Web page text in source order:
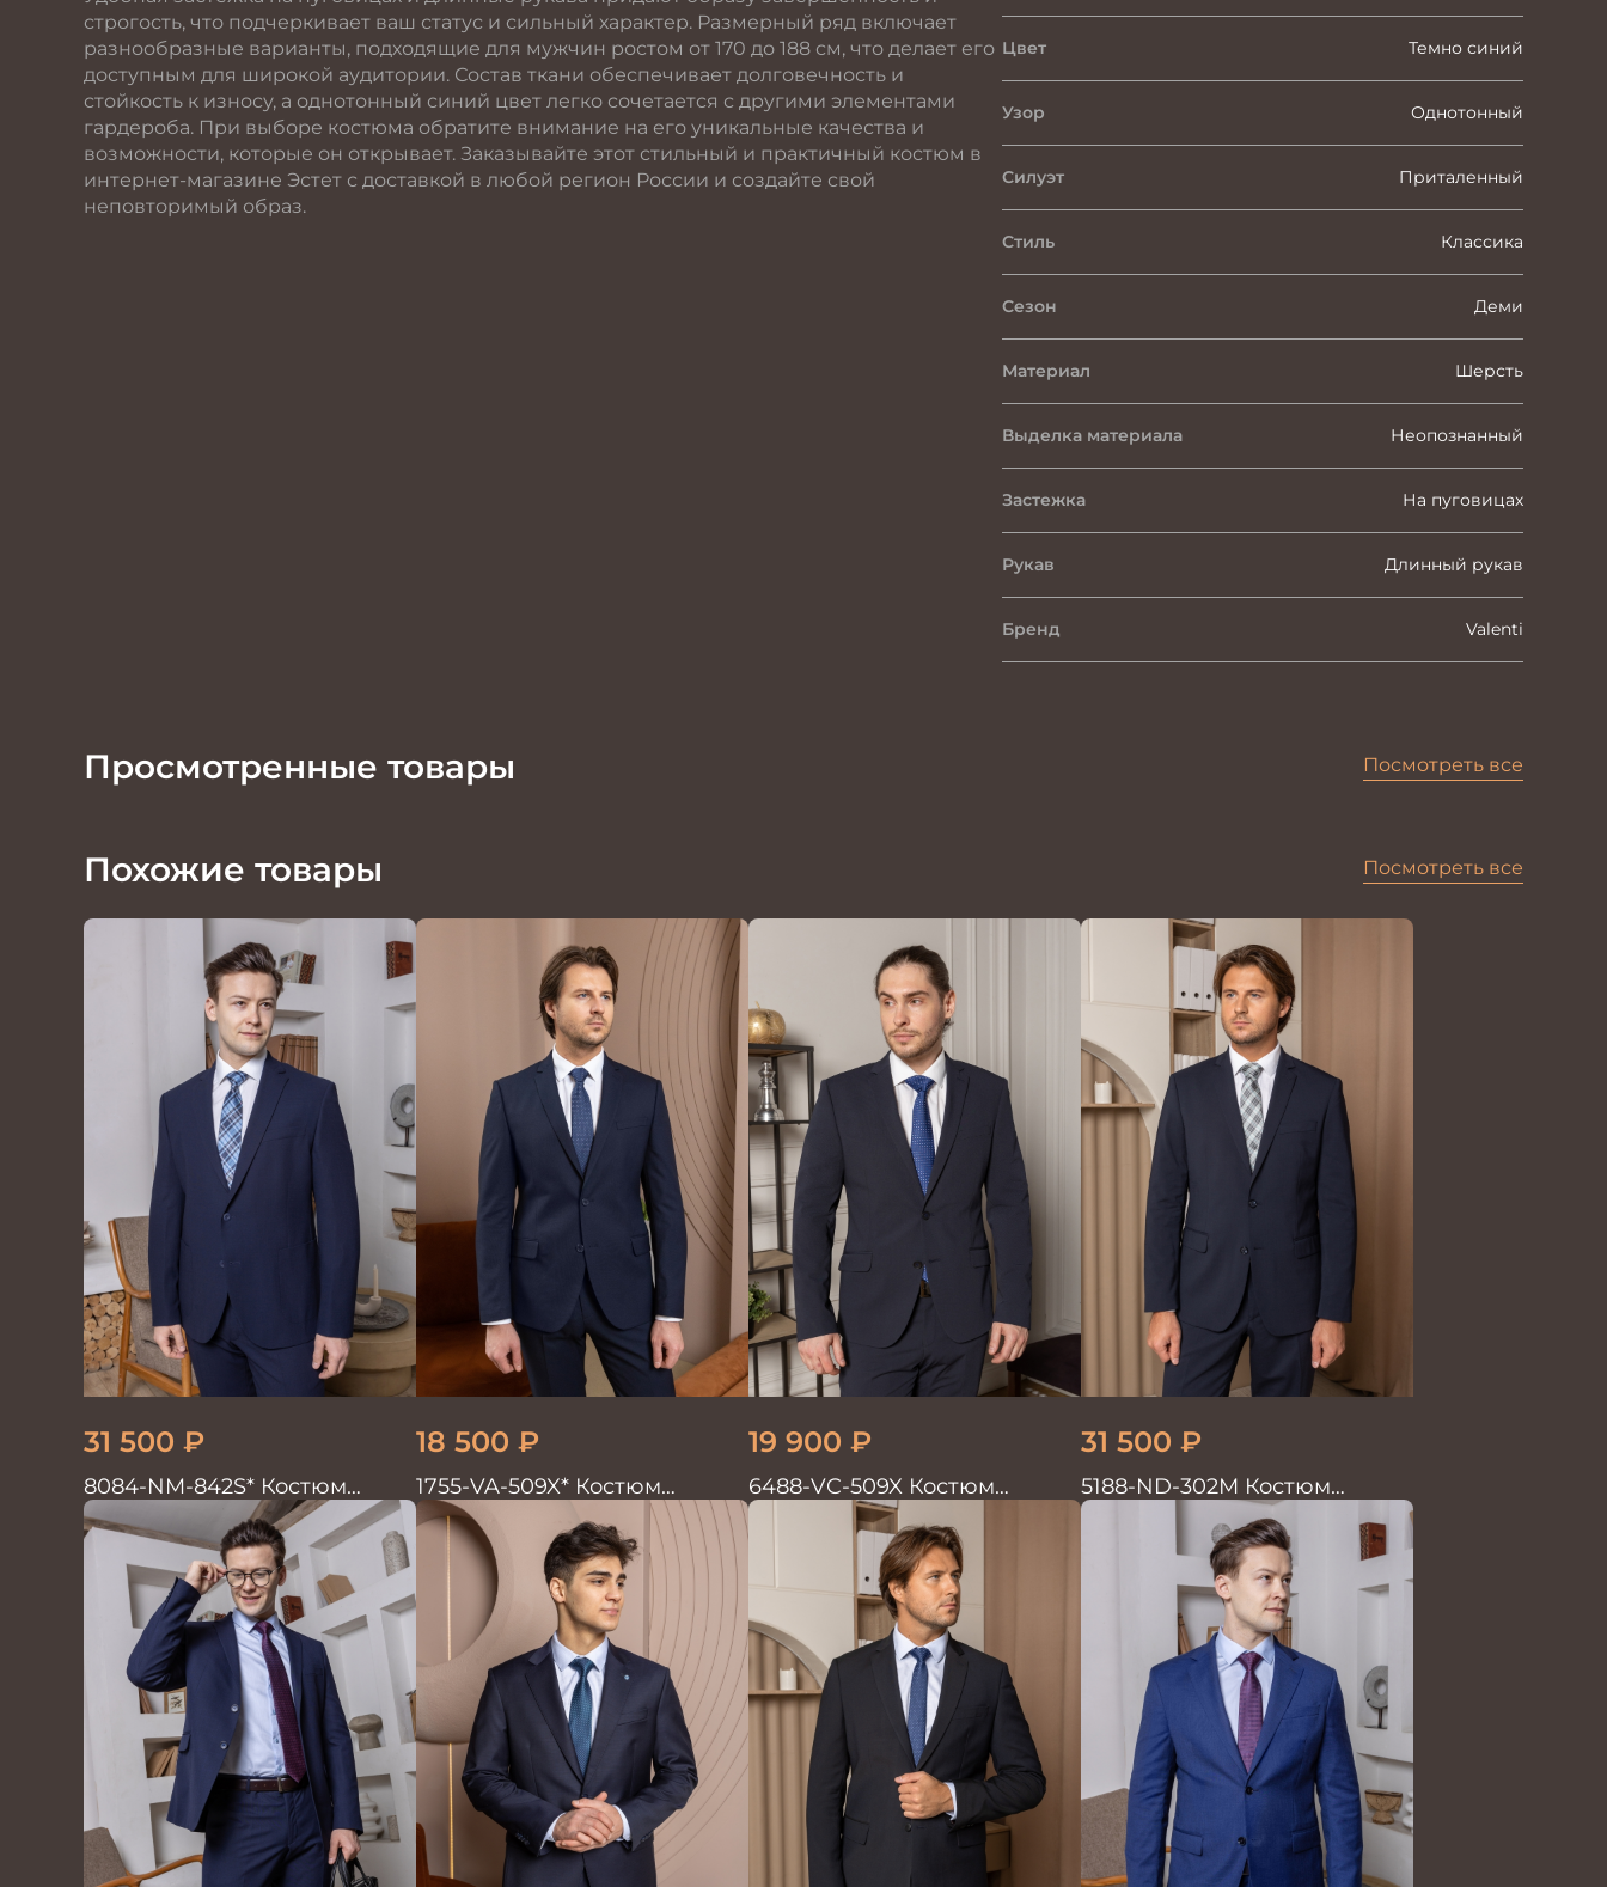
строгость, что подчеркивает ваш статус и сильный характер. Размерный ряд включает
разнообразные варианты, подходящие для мужчин ростом от 170 до 188 см, что делает его
доступным для широкой аудитории. Состав ткани обеспечивает долговечность и
стойкость к износу, а однотонный синий цвет легко сочетается с другими элементами
гардероба. При выборе костюма обратите внимание на его уникальные качества и
возможности, которые он открывает. Заказывайте этот стильный и практичный костюм в
интернет-магазине Эстет с доставкой в любой регион России и создайте свой
неповторимый образ.
Цвет Темно синий
Узор Однотонный
Силуэт Приталенный
Стиль Классика
Сезон Деми
Материал Шерсть
Выделка материала Неопознанный
Застежка На пуговицах
Рукав Длинный рукав
Бренд Valenti
Просмотренные товары Посмотреть все
Похожие товары Посмотреть все
31 500 ₽
8084-NM-842S* Костюм
мужской двойка т.синий с
накладными карманами
18 500 ₽
1755-VA-509X* Костюм
мужской двойка
19 900 ₽
6488-VC-509X Костюм
мужской двойка
31 500 ₽
5188-ND-302М Костюм
мужской двойка